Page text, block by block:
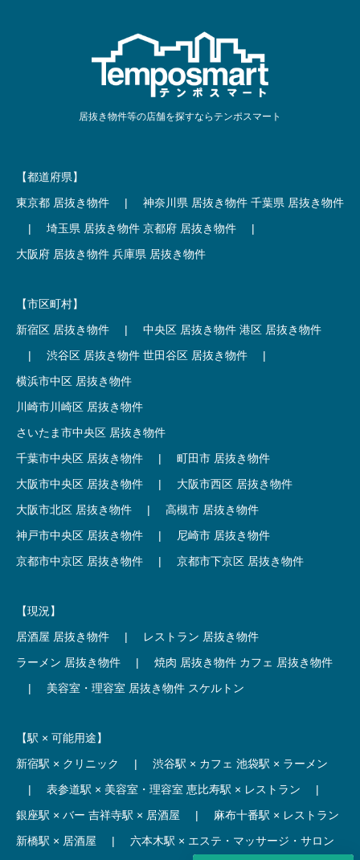
居抜き物件等の店舗を探すならテンポスマート
【都道府県】
東京都 居抜き物件
| 神奈川県 居抜き物件 千葉県 居抜き物件
|
埼玉県 居抜き物件 京都府 居抜き物件
|
大阪府 居抜き物件 兵庫県 居抜き物件
【市区町村】
新宿区 居抜き物件
| 中央区 居抜き物件 港区 居抜き物件
|
渋谷区 居抜き物件 世田谷区 居抜き物件
|
横浜市中区 居抜き物件
川崎市川崎区 居抜き物件
さいたま市中央区 居抜き物件
千葉市中央区 居抜き物件
|
町田市 居抜き物件
大阪市中央区 居抜き物件
|
大阪市西区 居抜き物件
大阪市北区 居抜き物件
|
高槻市 居抜き物件
神戸市中央区 居抜き物件
|
尼崎市 居抜き物件
京都市中京区 居抜き物件
| 京都市下京区 居抜き物件
【現況】
居酒屋 居抜き物件
|
レストラン 居抜き物件
ラーメン 居抜き物件
| 焼肉 居抜き物件 カフェ 居抜き物件
|
美容室・理容室 居抜き物件 スケルトン
【駅 × 可能用途】
新宿駅 × クリニック
| 渋谷駅 × カフェ 池袋駅 × ラーメン
|
表参道駅 × 美容室・理容室 恵比寿駅 × レストラン
|
銀座駅 × バー 吉祥寺駅 × 居酒屋 |
麻布十番駅 × レストラン
新橋駅 × 居酒屋
| 六本木駅 × エステ・マッサージ・サロン